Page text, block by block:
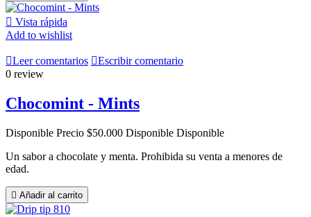
 Vista rápida
Add to wishlist
Leer comentarios Escribir comentario
0 review
Chocomint - Mints
Disponible Precio $50.000 Disponible Disponible
Un sabor a chocolate y menta. Prohibida su venta a menores de
edad.
 Añadir al carrito